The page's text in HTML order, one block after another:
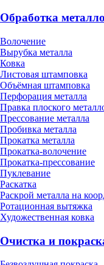
Обработка
Волочение
Вырубка металла
Ковка
Листовая штамповка
Объёмная штамповка
Перфорация металла
Правка плоского
Прессование металла
Пробивка металла
Прокатка металла
Прокатка-волочение
Прокатка-прессование
Пуклевание
Раскатка
Раскрой металла на
Ротационная вытяжка
Художественная ковка
Очистка и